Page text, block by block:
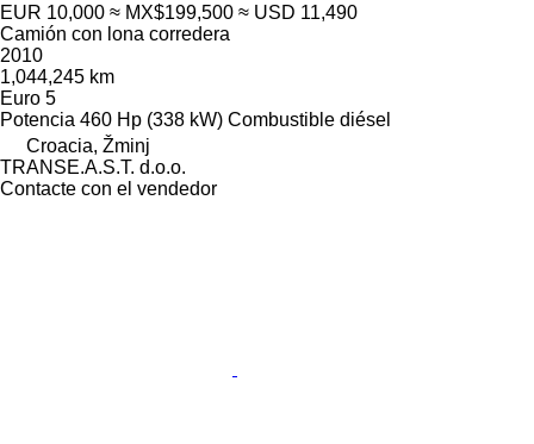
EUR 10,000 ≈ MX$199,500 ≈ USD 11,490
Camión con lona corredera
2010
1,044,245 km
Euro 5
Potencia 460 Hp (338 kW) Combustible diésel
Croacia, Žminj
TRANSE.A.S.T. d.o.o.
Contacte con el vendedor